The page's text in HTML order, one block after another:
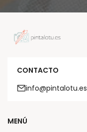
CONTACTO
info@pintalotu.es
MENÚ